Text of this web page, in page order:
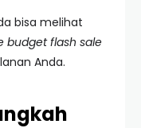
bisa melihat
budget flash sale
Anda.